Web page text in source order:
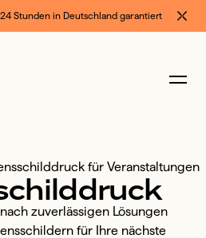
Stunden in Deutschland garantiert
für Veranstaltungen
zuverlässigen Lösungen
für Ihre nächste